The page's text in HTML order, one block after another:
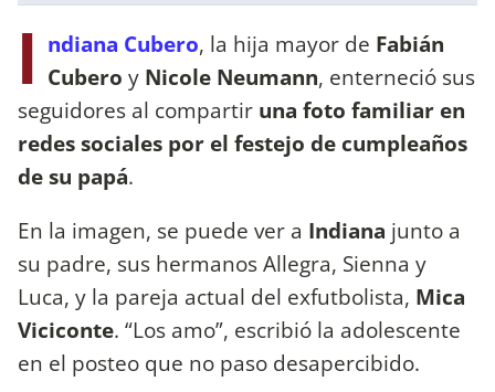
I ndiana Cubero, la hija mayor de Fabián
Cubero y Nicole Neumann, enterneció sus
seguidores al compartir una foto familiar en
redes sociales por el festejo de cumpleaños
de su papá.
En la imagen, se puede ver a Indiana junto a
su padre, sus hermanos Allegra, Sienna y
Luca, y la pareja actual del exfutbolista, Mica
Viciconte. “Los amo”, escribió la adolescente
en el posteo que no paso desapercibido.